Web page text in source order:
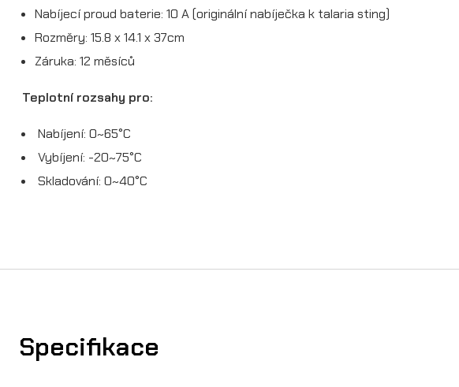
Nabíjecí proud baterie: 10 A (originální nabíječka k talaria sting)
Rozměry: 15.8 x 14.1 x 37cm
Záruka: 12 měsíců
Teplotní rozsahy pro:
Nabíjení: 0~65°C
Vybíjení: -20~75°C
Skladování: 0~40°C
Specifikace